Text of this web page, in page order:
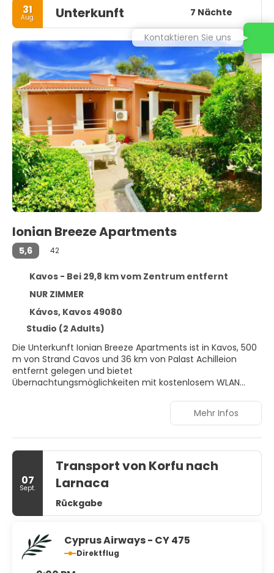
31
Aug. Unterkunft 7 Nächte
Ionian Breeze Apartments
5,6 42
Kavos - Bei 29,8 km vom Zentrum entfernt
NUR ZIMMER
Kávos, Kavos 49080
Studio (2 Adults)
Die Unterkunft Ionian Breeze Apartments ist in Kavos, 500
m von Strand Cavos und 36 km von Palast Achilleion
entfernt gelegen und bietet
Übernachtungsmöglichkeiten mit kostenlosem WLAN
Apartments steht eine Autovermietung zur Verfügung.
Pontikonisi liegt 37 km von der Unterkunft Ionian Breeze
Apartments entfernt, während Kirche von Panagia
Vlacherna Garitsa 44 km von der Unterkunft entfernt ist.
Der nächstgelegene Flughafen ist der Flughafen Korfu, 47
km von der Unterkunft Ionian Breeze Apartments
entfernt. Die Unterkunft bietet einen kostenpflichtigen
Flughafentransfer.
Mehr Infos
07
Sept.
Transport von Korfu nach
Larnaca
Rückgabe
Cyprus Airways - CY 475
Direktflug
Kontaktieren Sie uns